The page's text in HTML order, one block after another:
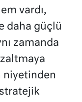
vardı,
daha güçlü
zamanda
niyetinden
stratejik